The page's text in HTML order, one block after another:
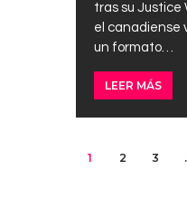
tras su Justice
el canadiense
un formato…
LEER MÁS
PAGE
1 PAGE
2 PAGE
3